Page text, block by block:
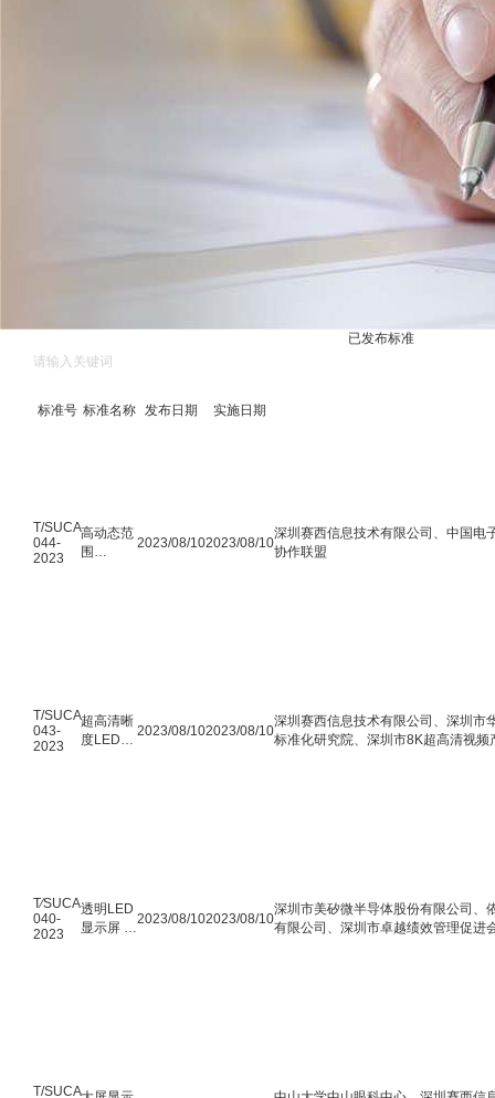
已发布标准
标准号 标准名称 发布日期 实施日期
T/SUCA
044-
2023
高动态范
围
2023/08/102023/08/10
深圳赛西信息技术有限公司、中国电
协作联盟
T/SUCA
043-
2023
超高清晰
度LED显
2023/08/102023/08/10
深圳赛西信息技术有限公司、深圳市
标准化研究院、深圳市8K超高清视频
T∕SUCA
040-
2023
透明LED
显示屏 全
2023/08/102023/08/10
深圳市美矽微半导体股份有限公司、
有限公司、深圳市卓越绩效管理促进
T/SUCA